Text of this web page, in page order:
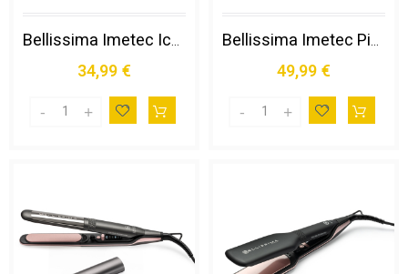
Bellissima Imetec Iconic Curls, Ferro Arricciacapelli, Rivestimento in Ceramica, Forma Conica per Ricci Stretti e Morbidi, Temperatura 150°c/210°c, Cono 13/25 Mm, Guanto Termico, Adatto a Tutti I Capelli
34,99 €
Bellissima Imetec Piastra Creativity, Capelli Lisci o Mossi, Rivestimento Ceramica Diamond, 5 Temperature 150/230°c, Funzione Memory, Calore Costante, Riscaldamento Rapido
49,99 €